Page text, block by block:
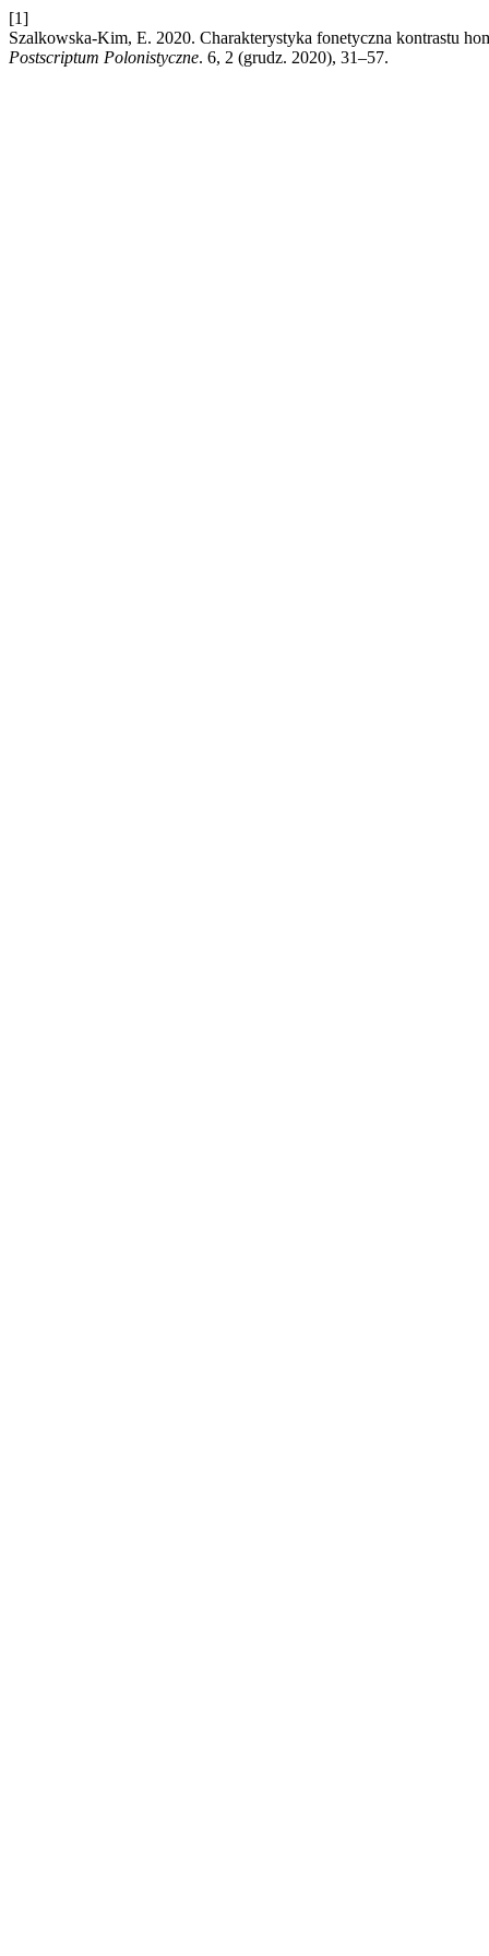
[1]
Szalkowska-Kim, E. 2020. Charakterystyka fonetyczna kontrastu
Postscriptum Polonistyczne. 6, 2 (grudz. 2020), 31–57.